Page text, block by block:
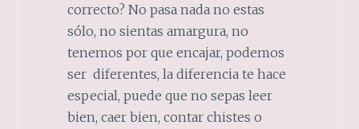
correcto? No pasa nada no estas
sólo, no sientas amargura, no
tenemos por que encajar, podemos
ser diferentes, la diferencia te hace
especial, puede que no sepas leer
bien, caer bien, contar chistes o